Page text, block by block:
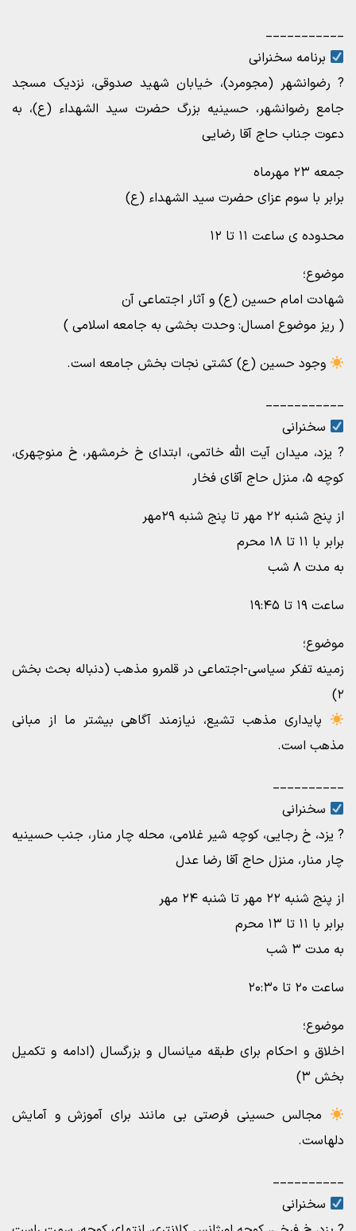
___________
برنامه سخنرانی
? رضوانشهر (مجومرد)، خیابان شهید صدوقی، نزدیک مسجد
جامع رضوانشهر، حسینیه بزرگ حضرت سید الشهداء (ع)، به
دعوت جناب حاج آقا رضایی
جمعه ۲۳ مهرماه
برابر با سوم عزای حضرت سید الشهداء (ع)
محدوده ی ساعت ۱۱ تا ۱۲
موضوع؛
شهادت امام حسین (ع) و آثار اجتماعی آن
( ریز موضوع امسال: وحدت بخشی به جامعه اسلامی )
وجود حسین (ع) کشتی نجات بخش جامعه است.
___________
سخنرانی
? یزد، میدان آیت الله خاتمی، ابتدای خ خرمشهر، خ منوچهری،
کوچه ۵، منزل حاج آقای فخار
از پنج شنبه ۲۲ مهر تا پنج شنبه ۲۹مهر
برابر با ۱۱ تا ۱۸ محرم
به مدت ۸ شب
ساعت ۱۹ تا ۱۹:۴۵
موضوع؛
زمینه تفکر سیاسی-اجتماعی در قلمرو مذهب (دنباله بحث بخش
۲)
پایداری مذهب تشیع، نیازمند آگاهی بیشتر ما از مبانی
مذهب است.
__________
سخنرانی
? یزد، خ رجایی، کوچه شیر غلامی، محله چار منار، جنب حسینیه
چار منار، منزل حاج آقا رضا عدل
از پنج شنبه ۲۲ مهر تا شنبه ۲۴ مهر
برابر با ۱۱ تا ۱۳ محرم
به مدت ۳ شب
ساعت ۲۰ تا ۲۰:۳۰
موضوع؛
اخلاق و احکام برای طبقه میانسال و بزرگسال (ادامه و تکمیل
بخش ۳)
مجالس حسینی فرصتی بی مانند برای آموزش و آمایش
دلهاست.
__________
سخنرانی